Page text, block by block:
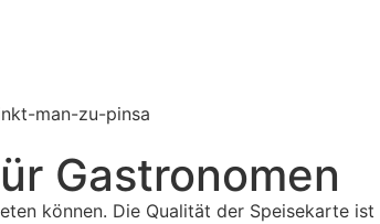
Gastronomen
können. Die Qualität der Speisekarte ist